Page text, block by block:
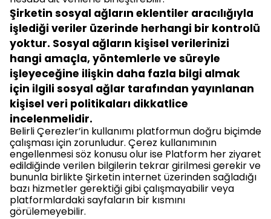
Şirketin sosyal ağların eklentiler aracılığıyla
işlediği veriler üzerinde herhangi bir kontrolü
yoktur. Sosyal ağların kişisel verilerinizi
hangi amaçla, yöntemlerle ve süreyle
işleyeceğine ilişkin daha fazla bilgi almak
için ilgili sosyal ağlar tarafından yayınlanan
kişisel veri politikaları dikkatlice
incelenmelidir.
Belirli Çerezler’in kullanımı platformun doğru biçimde
çalışması için zorunludur. Çerez kullanımının
engellenmesi söz konusu olur ise Platform her ziyaret
edildiğinde verilen bilgilerin tekrar girilmesi gerekir ve
bununla birlikte Şirketin internet üzerinden sağladığı
bazı hizmetler gerektiği gibi çalışmayabilir veya
platformlardaki sayfaların bir kısmını
görülemeyebilir.